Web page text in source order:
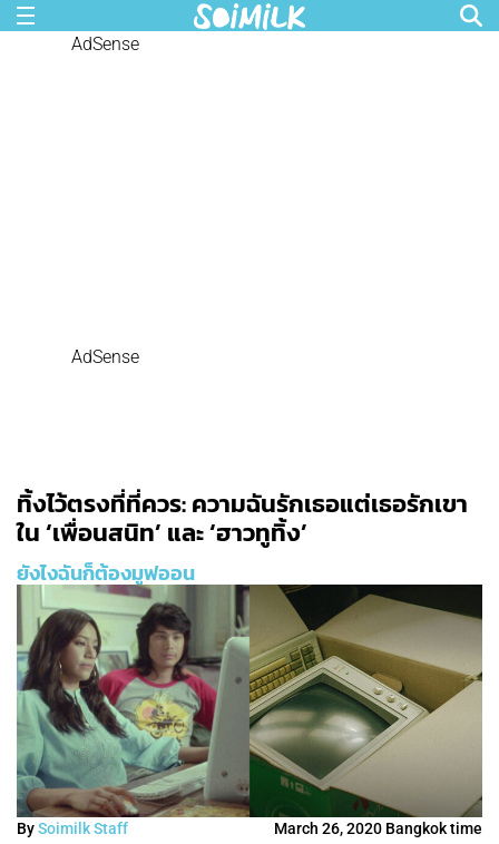
AdSense
AdSense
ทิ้งไว้ตรงที่ที่ควร: ความฉันรักเธอแต่เธอรักเขา
ใน ‘เพื่อนสนิท’ และ ‘ฮาวทูทิ้ง’
ยังไงฉันก็ต้องมูฟออน
BySoimilk Staff March 26, 2020 Bangkok time